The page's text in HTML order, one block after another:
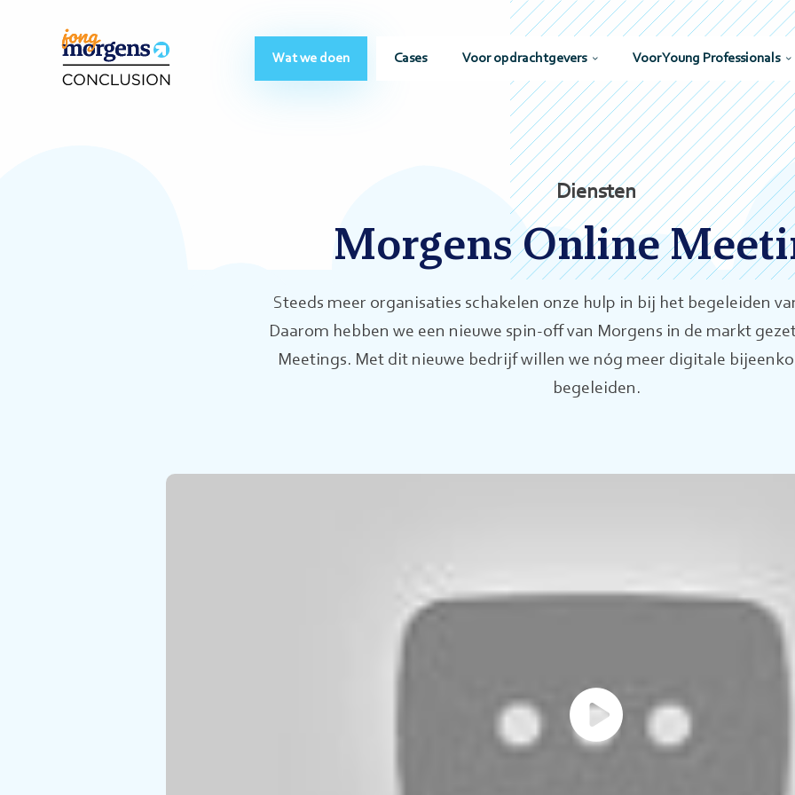
Wat we doen Cases Voor opdrachtgevers Voor Young Professionals
Diensten
Morgens Online
Steeds meer organisaties schakelen onze hulp in bij het begeleiden
Daarom hebben we een nieuwe spin-off van Morgens in de markt
Meetings. Met dit nieuwe bedrijf willen we nóg meer digitale
begeleiden.
Video